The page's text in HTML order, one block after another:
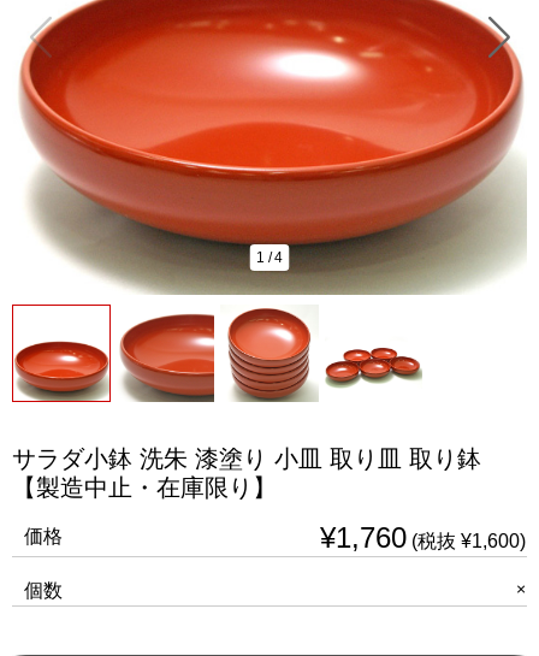
1 /4
サラダ小鉢 洗朱 漆塗り 小皿 取り皿 取り鉢
【製造中止・在庫限り】
価格 ¥1,760 (税抜 ¥1,600)
個数 ×